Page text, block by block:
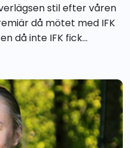
stil efter våren
då mötet med IFK
då inte IFK fick...